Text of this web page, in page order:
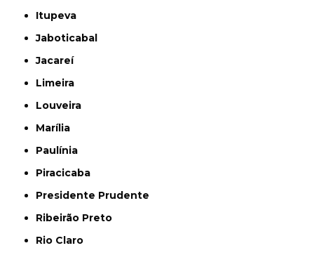
Itupeva
Jaboticabal
Jacareí
Limeira
Louveira
Marília
Paulínia
Piracicaba
Presidente Prudente
Ribeirão Preto
Rio Claro